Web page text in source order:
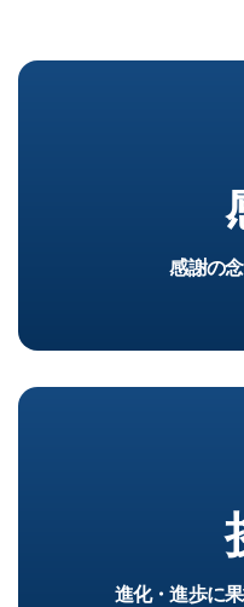
感謝の
進化・進歩に